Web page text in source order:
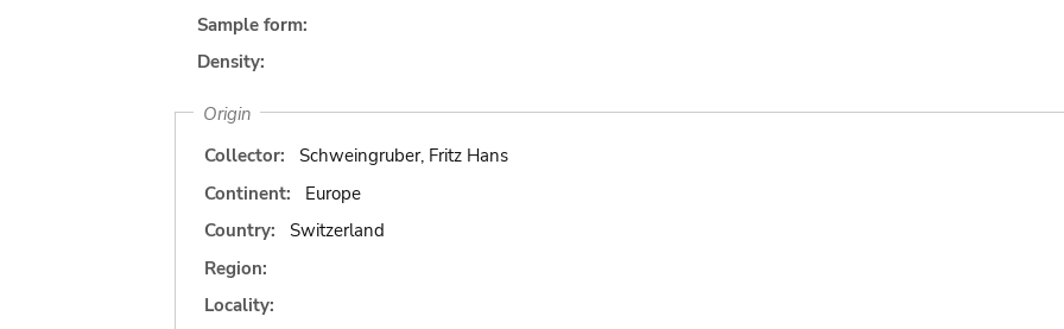
Sample form:
Density:
Origin
Collector:
Schweingruber, Fritz Hans
Continent:
Europe
Country:
Switzerland
Region:
Locality: